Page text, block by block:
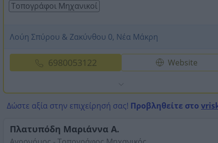
Τοπογράφοι Μηχανικοί
Λούη Σπύρου & Ζακύνθου 0, Νέα Μάκρη
6980053122 Website
Δώστε αξία στην επιχείρησή σας! Προβληθείτε στο
Πλατυπόδη Μαριάννα Α.